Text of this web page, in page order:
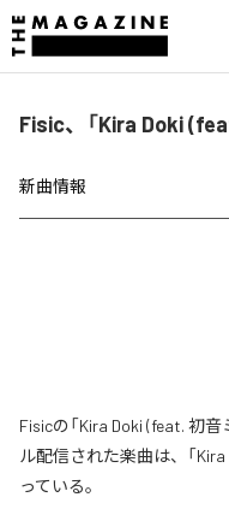
Fisic、「Kira Doki
新曲情報
Fisicの「Kira Doki (feat. 初
ル配信された楽曲は、「
っている。